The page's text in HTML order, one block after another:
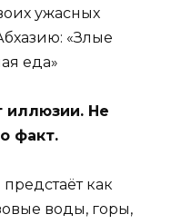
иллюзии. Не
факт.
как
воды, горы,